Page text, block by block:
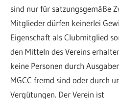
sind nur für satzungsgemäße
Mitglieder dürfen keinerlei
Eigenschaft als Clubmitglied
den Mitteln des Vereins
keine Personen durch
MGCC fremd sind oder durch
Vergütungen. Der Verein ist